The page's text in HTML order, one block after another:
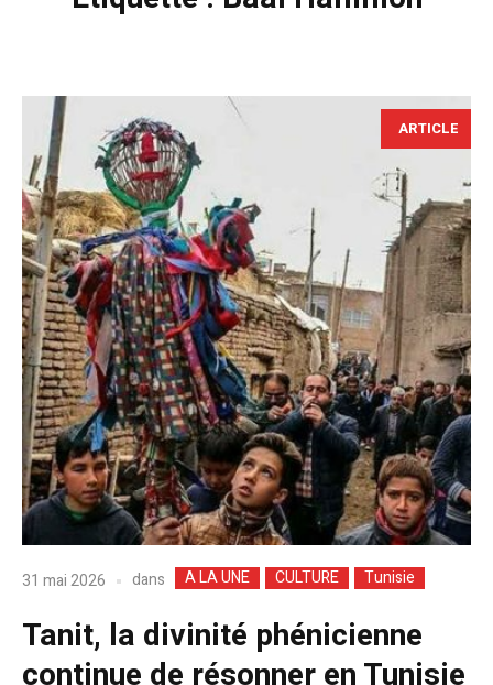
ARTICLE
31 mai 2026 dans A LA UNE CULTURE Tunisie
Tanit, la divinité phénicienne
continue de résonner en Tunisie